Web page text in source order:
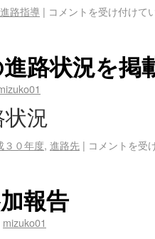
進路指導 | コメントを受け付けて
路状況を掲
況
３０年度, 進路先 | コメントを受
報告
mizuko01